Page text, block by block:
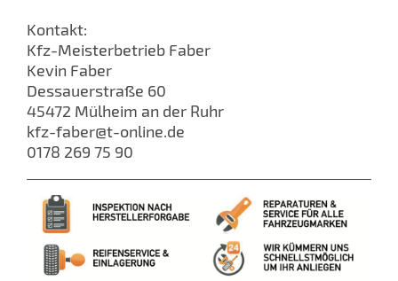
Kontakt:
Kfz-Meisterbetrieb Faber
Kevin Faber
Dessauerstraße 60
45472 Mülheim an der Ruhr
kfz-faber@t-online.de
0178 269 75 90